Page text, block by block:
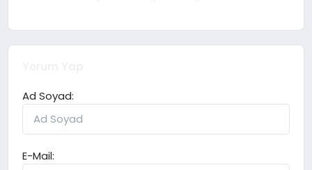
Ad Soyad:
E-Mail: